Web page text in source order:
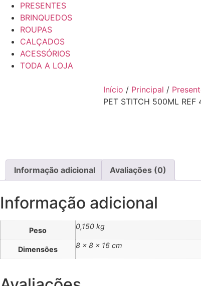
PRESENTES
BRINQUEDOS
ROUPAS
CALÇADOS
ACESSÓRIOS
TODA A LOJA
Início / Principal /
PET STITCH 500ML REF
Informação adicional Avaliações (0)
Informação adicional
Peso 0,150 kg
Dimensões 8 × 8 × 16 cm